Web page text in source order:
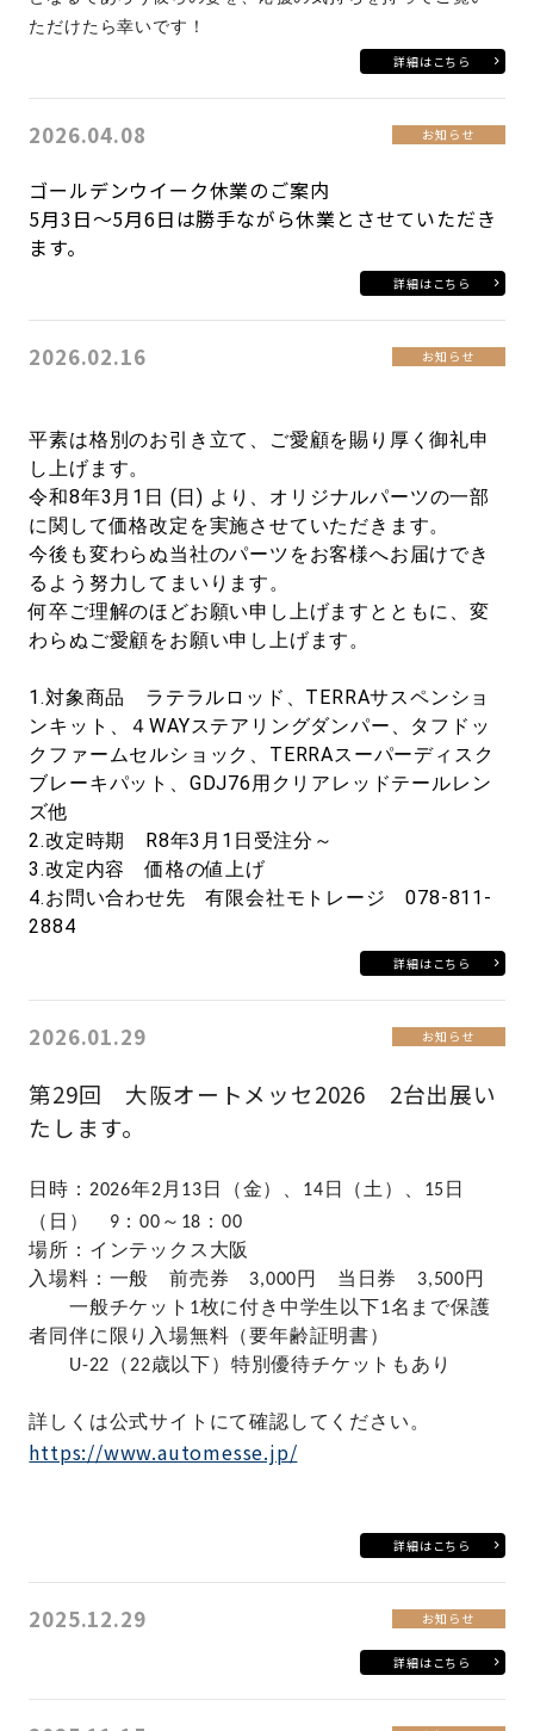
ただけたら幸いです！
詳細はこちら
2026.04.08 お知らせ
ゴールデンウイーク休業のご案内
5月3日～5月6日は勝手ながら休業とさせていただき
ます。
詳細はこちら
2026.02.16 お知らせ
平素は格別のお引き立て、ご愛顧を賜り厚く御礼申
し上げます。
令和8年3月1日 (日) より、オリジナルパーツの一部
に関して価格改定を実施させていただきます。
今後も変わらぬ当社のパーツをお客様へお届けでき
るよう努力してまいります。
何卒ご理解のほどお願い申し上げますとともに、変
わらぬご愛顧をお願い申し上げます。
1.対象商品 ラテラルロッド、TERRAサスペンショ
ンキット、４WAYステアリングダンパー、タフドッ
クファームセルショック、TERRAスーパーディスク
ブレーキパット、GDJ76用クリアレッドテールレン
ズ他
2.改定時期 R8年3月1日受注分～
3.改定内容 価格の値上げ
4.お問い合わせ先 有限会社モトレージ 078-811-
2884
詳細はこちら
2026.01.29 お知らせ
第29回 大阪オートメッセ2026 2台出展い
たします。
日時：2026年2月13日（金）、14 日（土）、15 日
（日） 9：00～18：00
場所：インテックス大阪
入場料：一般 前売券 3,000円 当日券 3,500円
一般チケット1枚に付き中学生以下1名まで保護
者同伴に限り入場無料（要年齢証明書）
U-22（22歳以下）特別優待チケットもあり
詳しくは公式サイトにて確認してください。
https://www.automesse.jp/
詳細はこちら
2025.12.29 お知らせ
詳細はこちら